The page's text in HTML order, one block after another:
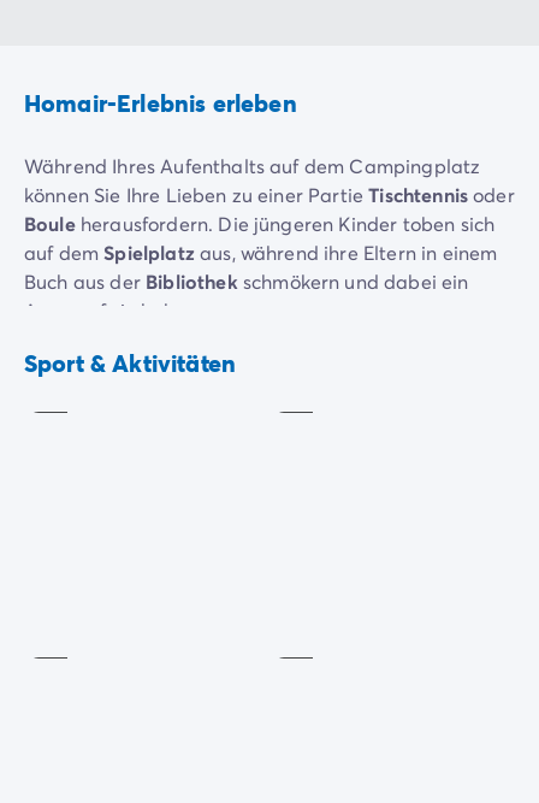
Homair-Erlebnis erleben
Während Ihres Aufenthalts auf dem Campingplatz
können Sie Ihre Lieben zu einer PartieTischtennisoder
Bouleherausfordern. Die jüngeren Kinder toben sich
auf demSpielplatz aus, während ihre Eltern in einem
Buch aus der Bibliothek schmökern und dabei ein
Auge auf sie haben.
Am Abend erwarten Sie zahlreiche
Campingurlaubs genießen können. Gute Laune und
Sport & Aktivitäten
Boules